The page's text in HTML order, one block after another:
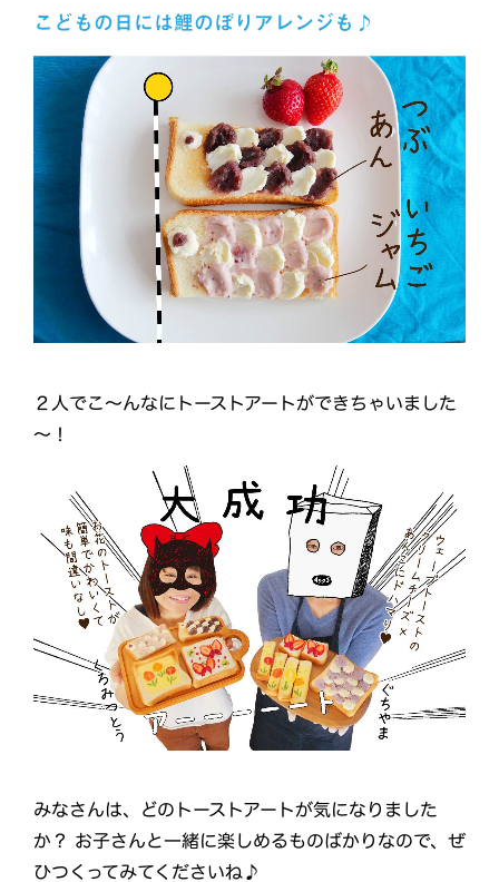
こどもの日には鯉のぼりアレンジも♪
２人でこ～んなにトーストアートができちゃいました
～！
みなさんは、どのトーストアートが気になりました
か？ お子さんと一緒に楽しめるものばかりなので、ぜ
ひつくってみてくださいね♪